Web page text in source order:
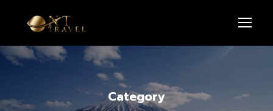
Category